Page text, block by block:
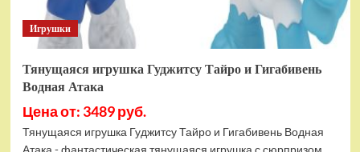
Игрушки
Тянущаяся игрушка Гуджитсу Тайро и Гигабивень
Водная Атака
Цена от: 3489 руб.
Тянущаяся игрушка Гуджитсу Тайро и Гигабивень Водная
Атака - фантастическая тянущаяся игрушка с сюрпризом